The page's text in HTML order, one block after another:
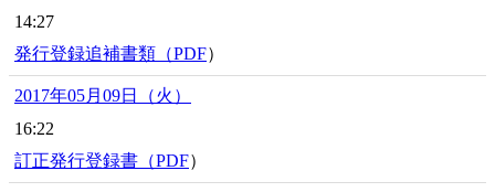
14:27
発行登録追補書類（PDF）
2017年05月09日（火）
16:22
訂正発行登録書（PDF）